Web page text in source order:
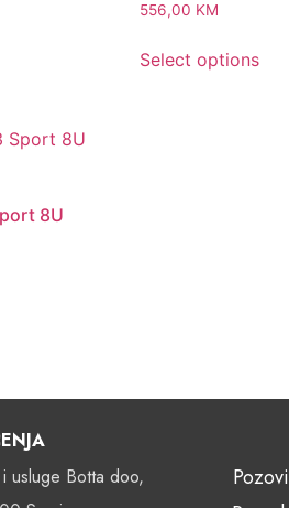
556,00 KM
Select options
8U
usluge Botta doo,